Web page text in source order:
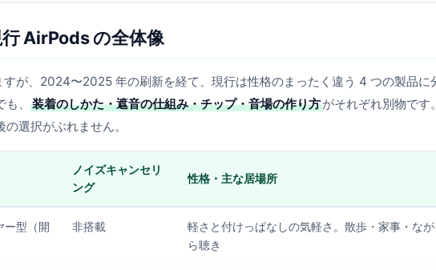
AirPods の全体像
すが、2024〜2025 年の刷新を経て、現行は性格のまったく違う 4 つの製品に
、
装着のしかた・遮音の仕組み・チップ・音場の作り方がそれぞれ別物です
選択がぶれません。
ノイズキャンセリ
ング
性格・主な居場所
ー型（開
非搭載
軽さと付けっぱなしの気軽さ。散歩・家事・なが
ら聴き